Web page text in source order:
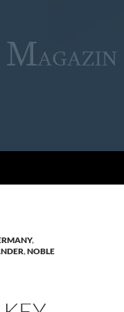
,
,NOBLE